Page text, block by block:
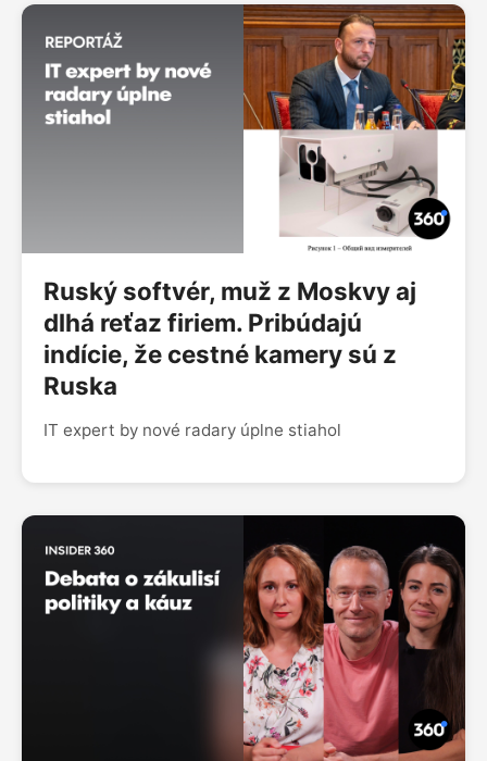
Ruský softvér, muž z Moskvy aj
dlhá reťaz firiem. Pribúdajú
indície, že cestné kamery sú z
Ruska
IT expert by nové radary úplne stiahol